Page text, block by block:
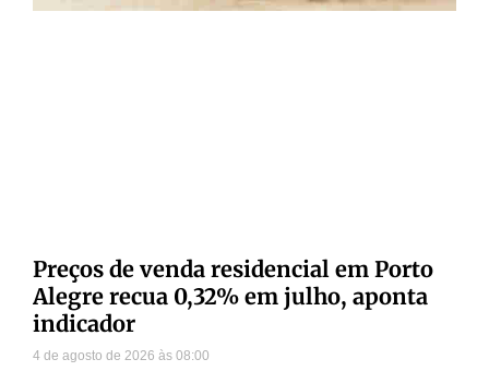
Preços de venda residencial em Porto
Alegre recua 0,32% em julho, aponta
indicador
4 de agosto de 2026 08:00